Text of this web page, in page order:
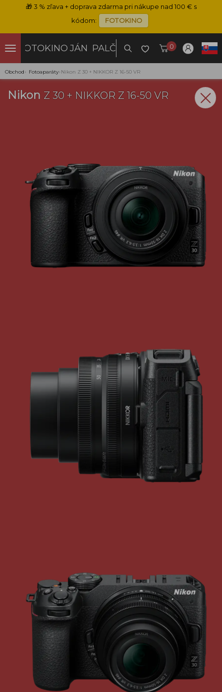
🎁3 % zľava + doprava zdarma pri nákupe nad 100 € s
kódom:
FOTOKINO
FOTOKINO JÁN PALČO 0
Obchod › Fotoaparáty› Nikon Z 30 + NIKKOR Z 16-50 VR
Nikon Z 30 + NIKKOR Z 16-50 VR